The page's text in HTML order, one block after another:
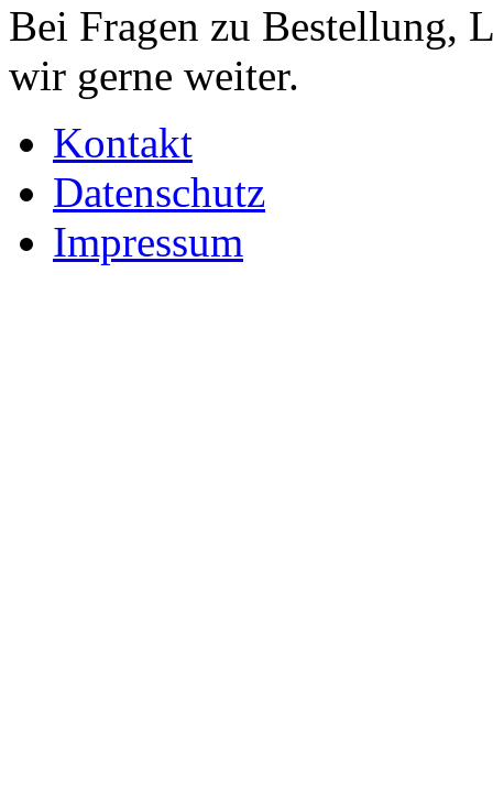
Bei Fragen zu Bestellung,
wir gerne weiter.
Kontakt
Datenschutz
Impressum